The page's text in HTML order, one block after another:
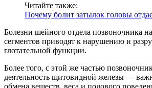
Читайте также:
Почему болит затылок головы
Болезни шейного отдела позвоночника
сегментов приводят к нарушению и
глотательной функции.
Более того, с этой же частью
деятельность щитовидной железы —
обмена веществ, веса и полового